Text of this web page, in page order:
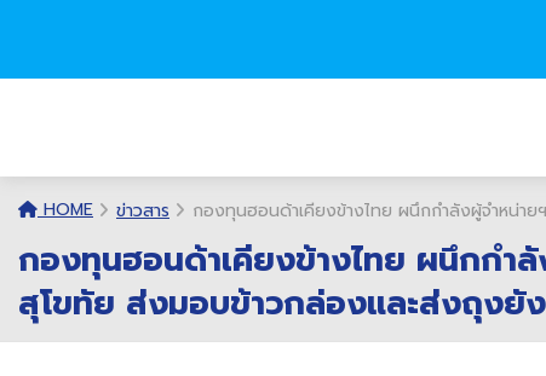
HOME ข่าวสาร กองทุนฮอนด้าเคียงข้างไทย ผนึกกำลังผู้จำหน่
กองทุนฮอนด้าเคียงข้างไทย ผนึกกำ
สุโขทัย ส่งมอบข้าวกล่องและส่งถุง